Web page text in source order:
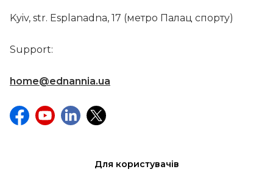
Kyiv, str. Esplanadna, 17 (метро Палац спорту)
Support:
home@ednannia.ua
Для користувачів